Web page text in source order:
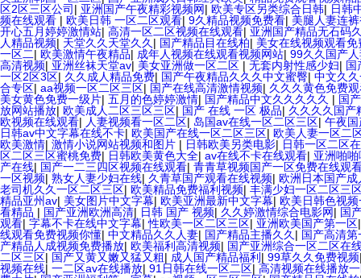
区2区三区公司 | 亚洲国产午夜精彩视频网| 欧美专区另类综合日韩| 日韩
频在线观看 | 欧美日韩 一区二区观看| 9久精品视频免费看| 美腿人妻连
开心五月婷婷激情站| 高清一区二区视频在线观看| 亚洲国产精品无石码
人精品视频| 天堂久久天堂久久 | 国产精品目在线柏| 美女在线视频观看免
一区二| 欧美激情午夜精品| 成年人视频在线观看视频网站| 99久久国产
高清视频| 亚洲丝袜天堂av| 美女亚洲做一区二区 | 无套内射性感少妇| 国
一区2区3区| 久久成人精品免费| 国产午夜精品久久久中文蜜臀| 中文久
合专区| aa视频一区二区三区| 国产在线高清激情视频| 久久久黄色免费
美女黄色免费一级片| 五月的色婷婷激情| 国产精品中文久久久久久 | 国
放网站播放| 欧美成人二区三区三区| 国产 在线 一区 极品| 久久久久国产
欧视频在线观看| 人妻视频看一区二区| 岛国av在线一区二区三区| 午夜
日韩av中文字幕在线不卡| 欧美国产在线一区二区三区| 欧美人妻一区二
欧美激情| 激情小说网站视频和图片 | 日韩欧美另类电影| 日韩一区二区
区二区三区蜜桃免费| 日韩欧美黄色大全| av在线不卡在线观看| 亚洲啪
产在线| 国产一二三四区视频在线观看| 青青草视频国产一区免费在线观
一区视频| 熟女人妻少妇在线| 久青草国产观看在线视频| 欧洲日本国产成
老司机久久一区二区三区| 欧美精品免费福利视频| 丰满少妇一区二区三
精品亚州av| 美女图片中文字幕| 欧美亚洲最新中文字幕| 欧美日韩色视
看精品 | 国产亚洲欧洲高清| 日韩 国产 视频| 久久婷激情综合电影网| 国
观看| 字幕不卡在线中文字幕|性欧美一区二区三区| 亚洲欧美国产第一区
线观看免费视频你懂| 中文精品久久人妻| 国产精品主播久久 | 国产高清第
产精品人成视频免费播放| 欧美福利高清视频| 国产亚洲综合一区二区在
二区三区| 国产又黄又嫩又猛又粗| 成人国产精品福利 | 99草久久免费视频
视频在线| 一二区av在线播放| 91日韩在线一区二区| 高清视频在线播放